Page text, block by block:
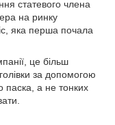
статевого члена
на ринку
яка перша почала
це більш
за допомогою
паска, а не тонких